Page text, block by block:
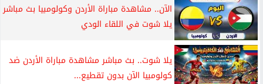
الآن.. مشاهدة مباراة الأردن وكولومبيا بث مباشر
يلا شوت في اللقاء الودي
يلا شوت.. بث مباشر مشاهدة مباراة الأردن ضد
كولومبيا الآن بدون تقطيع...